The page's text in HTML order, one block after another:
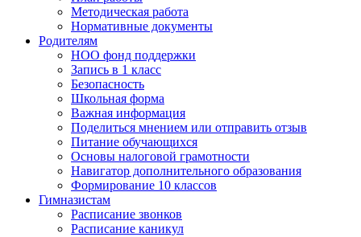
Методическая работа
Нормативные документы
Родителям
НОО фонд поддержки
Запись в 1 класс
Безопасность
Школьная форма
Важная информация
Поделиться мнением или отправить отзыв
Питание обучающихся
Основы налоговой грамотности
Навигатор дополнительного образования
Формирование 10 классов
Гимназистам
Расписание звонков
Расписание каникул